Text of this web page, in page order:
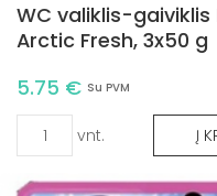
WC valiklis-gaiviklis
Arctic Fresh, 3x50 g
5.75 € Su PVM
vnt. Į